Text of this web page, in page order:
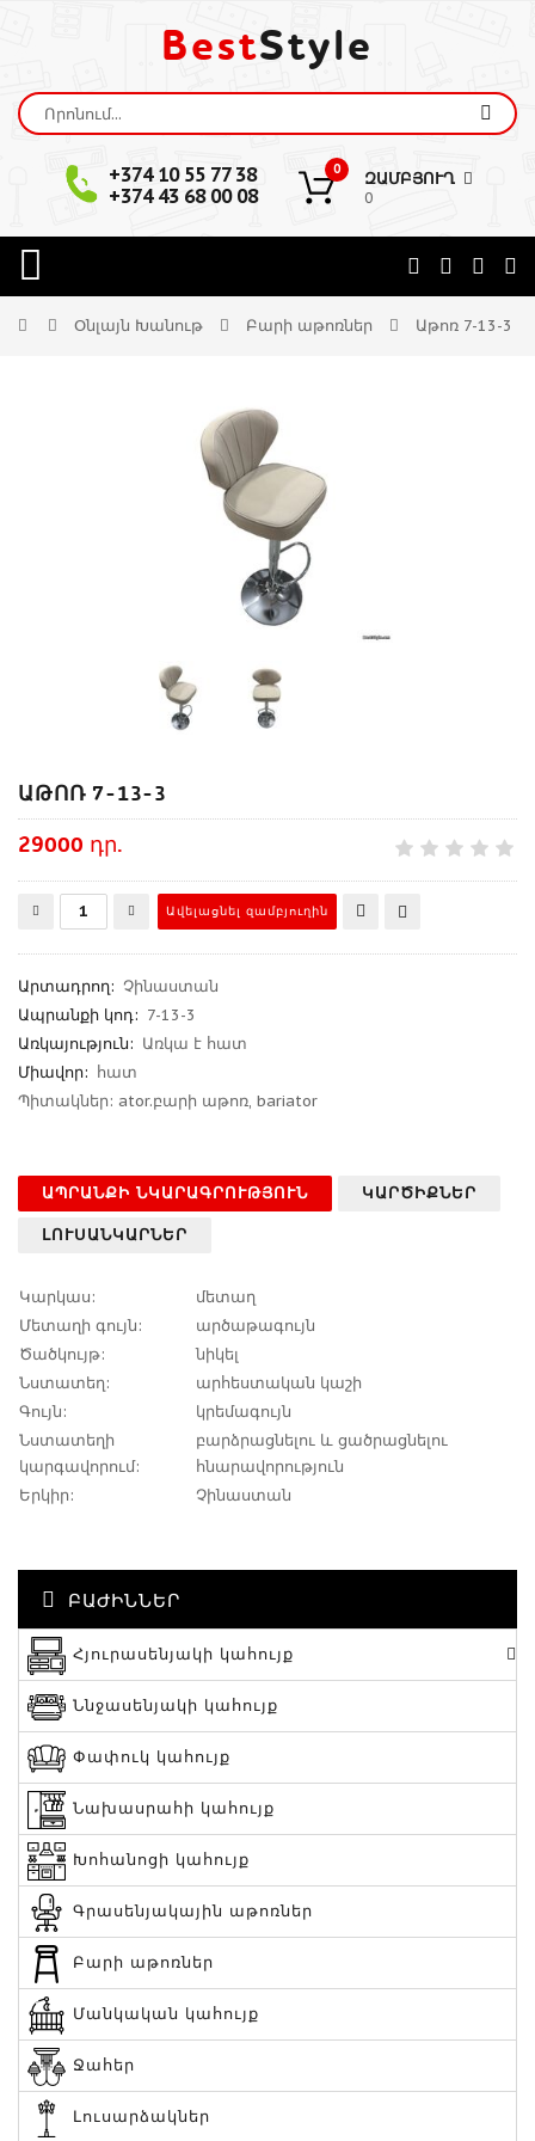
BestStyle
+374 10 55 77 38
+374 43 68 00 08
0 ԶԱՄԲՅՈՒՂ
0
Օնլայն Խանութ Բարի աթոռներ Աթոռ 7-13-3
ԱԹՈՌ 7-13-3
29000 դր.
Արտադրող: Չինաստան
Ապրանքի կոդ: 7-13-3
Առկայություն: Առկա է հատ
Միավոր: հատ
Պիտակներ: ator.բարի աթոռ, bariator
ԱՊՐԱՆՔԻ ՆԿԱՐԱԳՐՈՒԹՅՈՒՆ ԿԱՐԾԻՔՆԵՐ
ԼՈՒՍԱՆԿԱՐՆԵՐ
Կարկաս:
մետաղ
Մետաղի գույն:
արծաթագույն
Ծածկույթ:
նիկել
Նստատեղ:
արհեստական կաշի
Գույն:
կրեմագույն
Նստատեղի
կարգավորում:
բարձրացնելու և ցածրացնելու
հնարավորություն
Երկիր:
Չինաստան
ԲԱԺԻՆՆԵՐ
Հյուրասենյակի կահույք
Ննջասենյակի կահույք
Փափուկ կահույք
Նախասրահի կահույք
Խոհանոցի կահույք
Գրասենյակային աթոռներ
Բարի աթոռներ
Մանկական կահույք
Ջահեր
Լուսարձակներ